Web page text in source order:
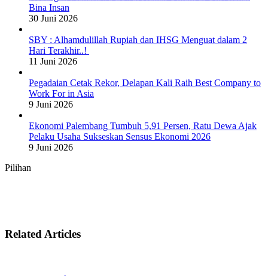
Bina Insan
30 Juni 2026
SBY : Alhamdulillah Rupiah dan IHSG Menguat dalam 2
Hari Terakhir..!
11 Juni 2026
Pegadaian Cetak Rekor, Delapan Kali Raih Best Company to
Work For in Asia
9 Juni 2026
Ekonomi Palembang Tumbuh 5,91 Persen, Ratu Dewa Ajak
Pelaku Usaha Sukseskan Sensus Ekonomi 2026
9 Juni 2026
Pilihan
Related Articles